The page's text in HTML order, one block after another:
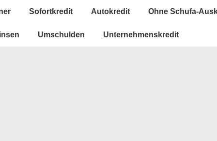
Sofortkredit Autokredit Ohne Schufa-
Umschulden Unternehmenskredit